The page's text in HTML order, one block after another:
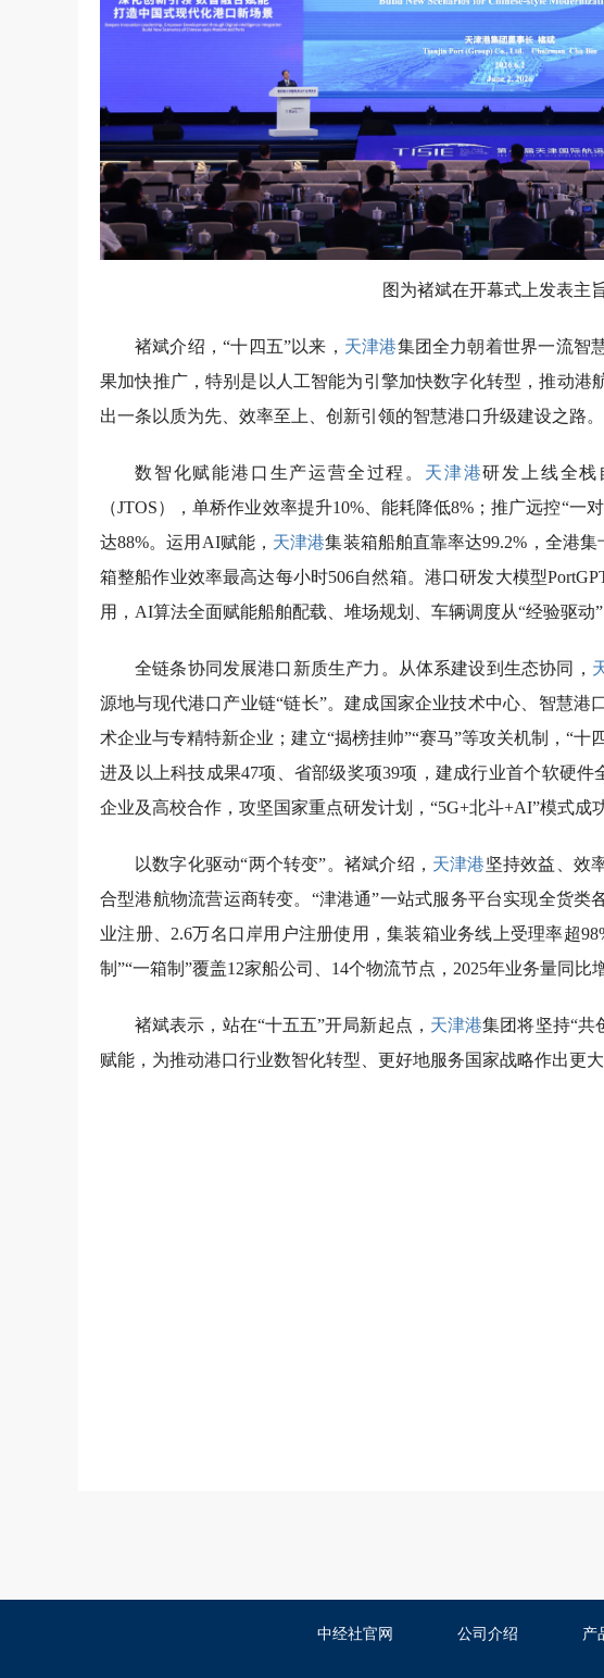
图为褚斌在开幕式上发表主
褚斌介绍，“十四五”以来， 天津港集团全力朝着世界一流智
果加快推广，特别是以人工智能为引擎加快数字化转型，推动港
出一条以质为先、效率至上、创新引领的智慧港口升级建设之路。
数智化赋能港口生产运营全过程。 天津港研发上线全栈
（JTOS），单桥作业效率提升10%、能耗降低8%；推广远控“一
达88%。运用AI赋能， 天津港集装箱船舶直靠率达99.2%，全港
箱整船作业效率最高达每小时506自然箱。港口研发大模型
用，AI算法全面赋能船舶配载、堆场规划、车辆调度从“经验驱动”
全链条协同发展港口新质生产力。从体系建设到生态协同，
源地与现代港口产业链“链长”。建成国家企业技术中心、智慧港
术企业与专精特新企业；建立“揭榜挂帅”“赛马”等攻关机制，“十
进及以上科技成果47项、省部级奖项39项，建成行业首个软硬
企业及高校合作，攻坚国家重点研发计划，“5G+北斗+AI”模式成
以数字化驱动“两个转变”。褚斌介绍， 天津港坚持效益、效
合型港航物流营运商转变。“津港通”一站式服务平台实现全货类
业注册、2.6万名口岸用户注册使用，集装箱业务线上受理率超
制”“一箱制”覆盖12家船公司、14个物流节点，2025年业务量同比
褚斌表示，站在“十五五”开局新起点， 天津港集团将坚持“共
赋能，为推动港口行业数智化转型、更好地服务国家战略作出更大
中经社官网 公司介绍 产